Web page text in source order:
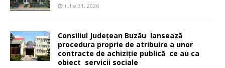
iulie 31, 2026
Consiliul Județean Buzău lansează
procedura proprie de atribuire a unor
contracte de achiziție publică ce au ca
obiect servicii sociale